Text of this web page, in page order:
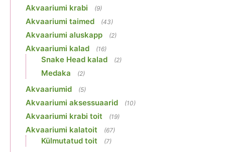
Akvaariumi krabi (9)
Akvaariumi taimed (43)
Akvaariumi aluskapp (2)
Akvaariumi kalad (16)
Snake Head kalad (2)
Medaka (2)
Akvaariumid (5)
Akvaariumi aksessuaarid (10)
Akvaariumi krabi toit (19)
Akvaariumi kalatoit (67)
Külmutatud toit (7)